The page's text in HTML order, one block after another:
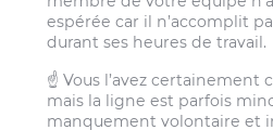
espérée car il n’accomplit
durant ses heures de travail.
☝️ Vous l’avez certainement
mais la ligne est parfois
manquement volontaire et